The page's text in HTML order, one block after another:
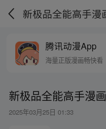
新极品全能高手漫
腾讯动漫App
海量正版漫画畅快看
新极品全能高手漫画
2025年03月25日 01:33